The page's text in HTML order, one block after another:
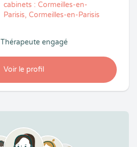
cabinets : Cormeilles-en-
Parisis, Cormeilles-en-Parisis
Voir le profil
Thérapeute engagé